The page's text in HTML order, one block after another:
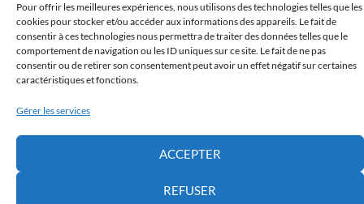
Pour offrir les meilleures expériences, nous utilisons des technologies telles que les
cookies pour stocker et/ou accéder aux informations des appareils. Le fait de
consentir à ces technologies nous permettra de traiter des données telles que le
comportement de navigation ou les ID uniques sur ce site. Le fait de ne pas
consentir ou de retirer son consentement peut avoir un effet négatif sur certaines
caractéristiques et fonctions.
Gérer les services
ACCEPTER
REFUSER
Debouchage77
Débouchage express de canalisations et égouts partout en Belgique.
Belgiqueweb
6 months ago
VSA Belgium organise l'envoi de touristes pour une durée entre